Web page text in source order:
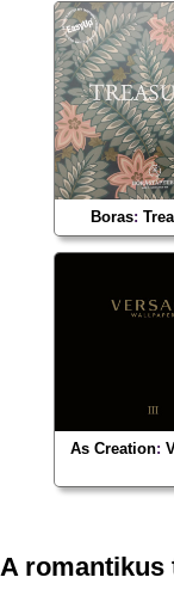
Boras:
As Creation:
A romantikus